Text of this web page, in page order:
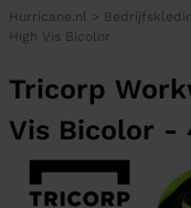
Hurricane.nl >
High Vis Bicolor
Tricorp
Vis Bicolor -